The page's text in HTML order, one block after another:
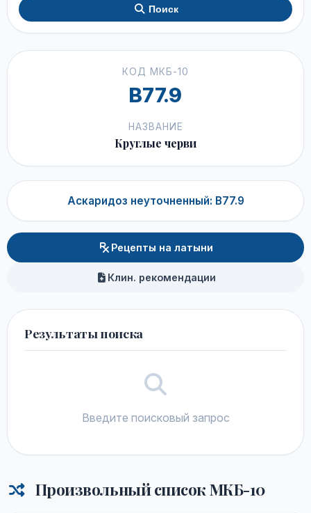
Поиск
КОД МКБ-10
B77.9
НАЗВАНИЕ
Круглые черви
Аскаридоз неуточненный: B77.9
Рецепты на латыни
Клин. рекомендации
Результаты поиска
Введите поисковый запрос
Произвольный список МКБ-10